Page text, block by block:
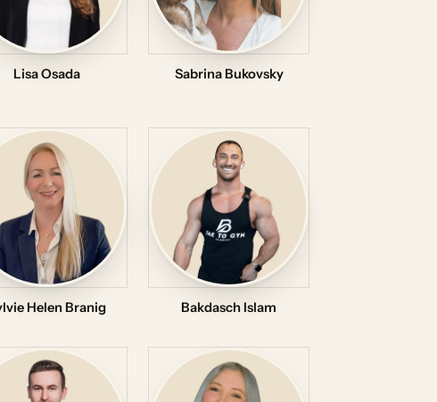
Lisa Osada Sabrina Bukovsky
Helen Branig Bakdasch Islam